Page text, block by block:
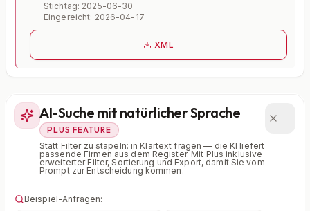
Stichtag: 2025-06-30
Eingereicht: 2026-04-17
XML
AI-Suche mit natürlicher Sprache
PLUS FEATURE
Statt Filter zu stapeln: in Klartext fragen — die KI liefert
passende Firmen aus dem Register. Mit Plus inklusive
erweiterter Filter, Sortierung und Export, damit Sie vom
Prompt zur Entscheidung kommen.
Beispiel-Anfragen: